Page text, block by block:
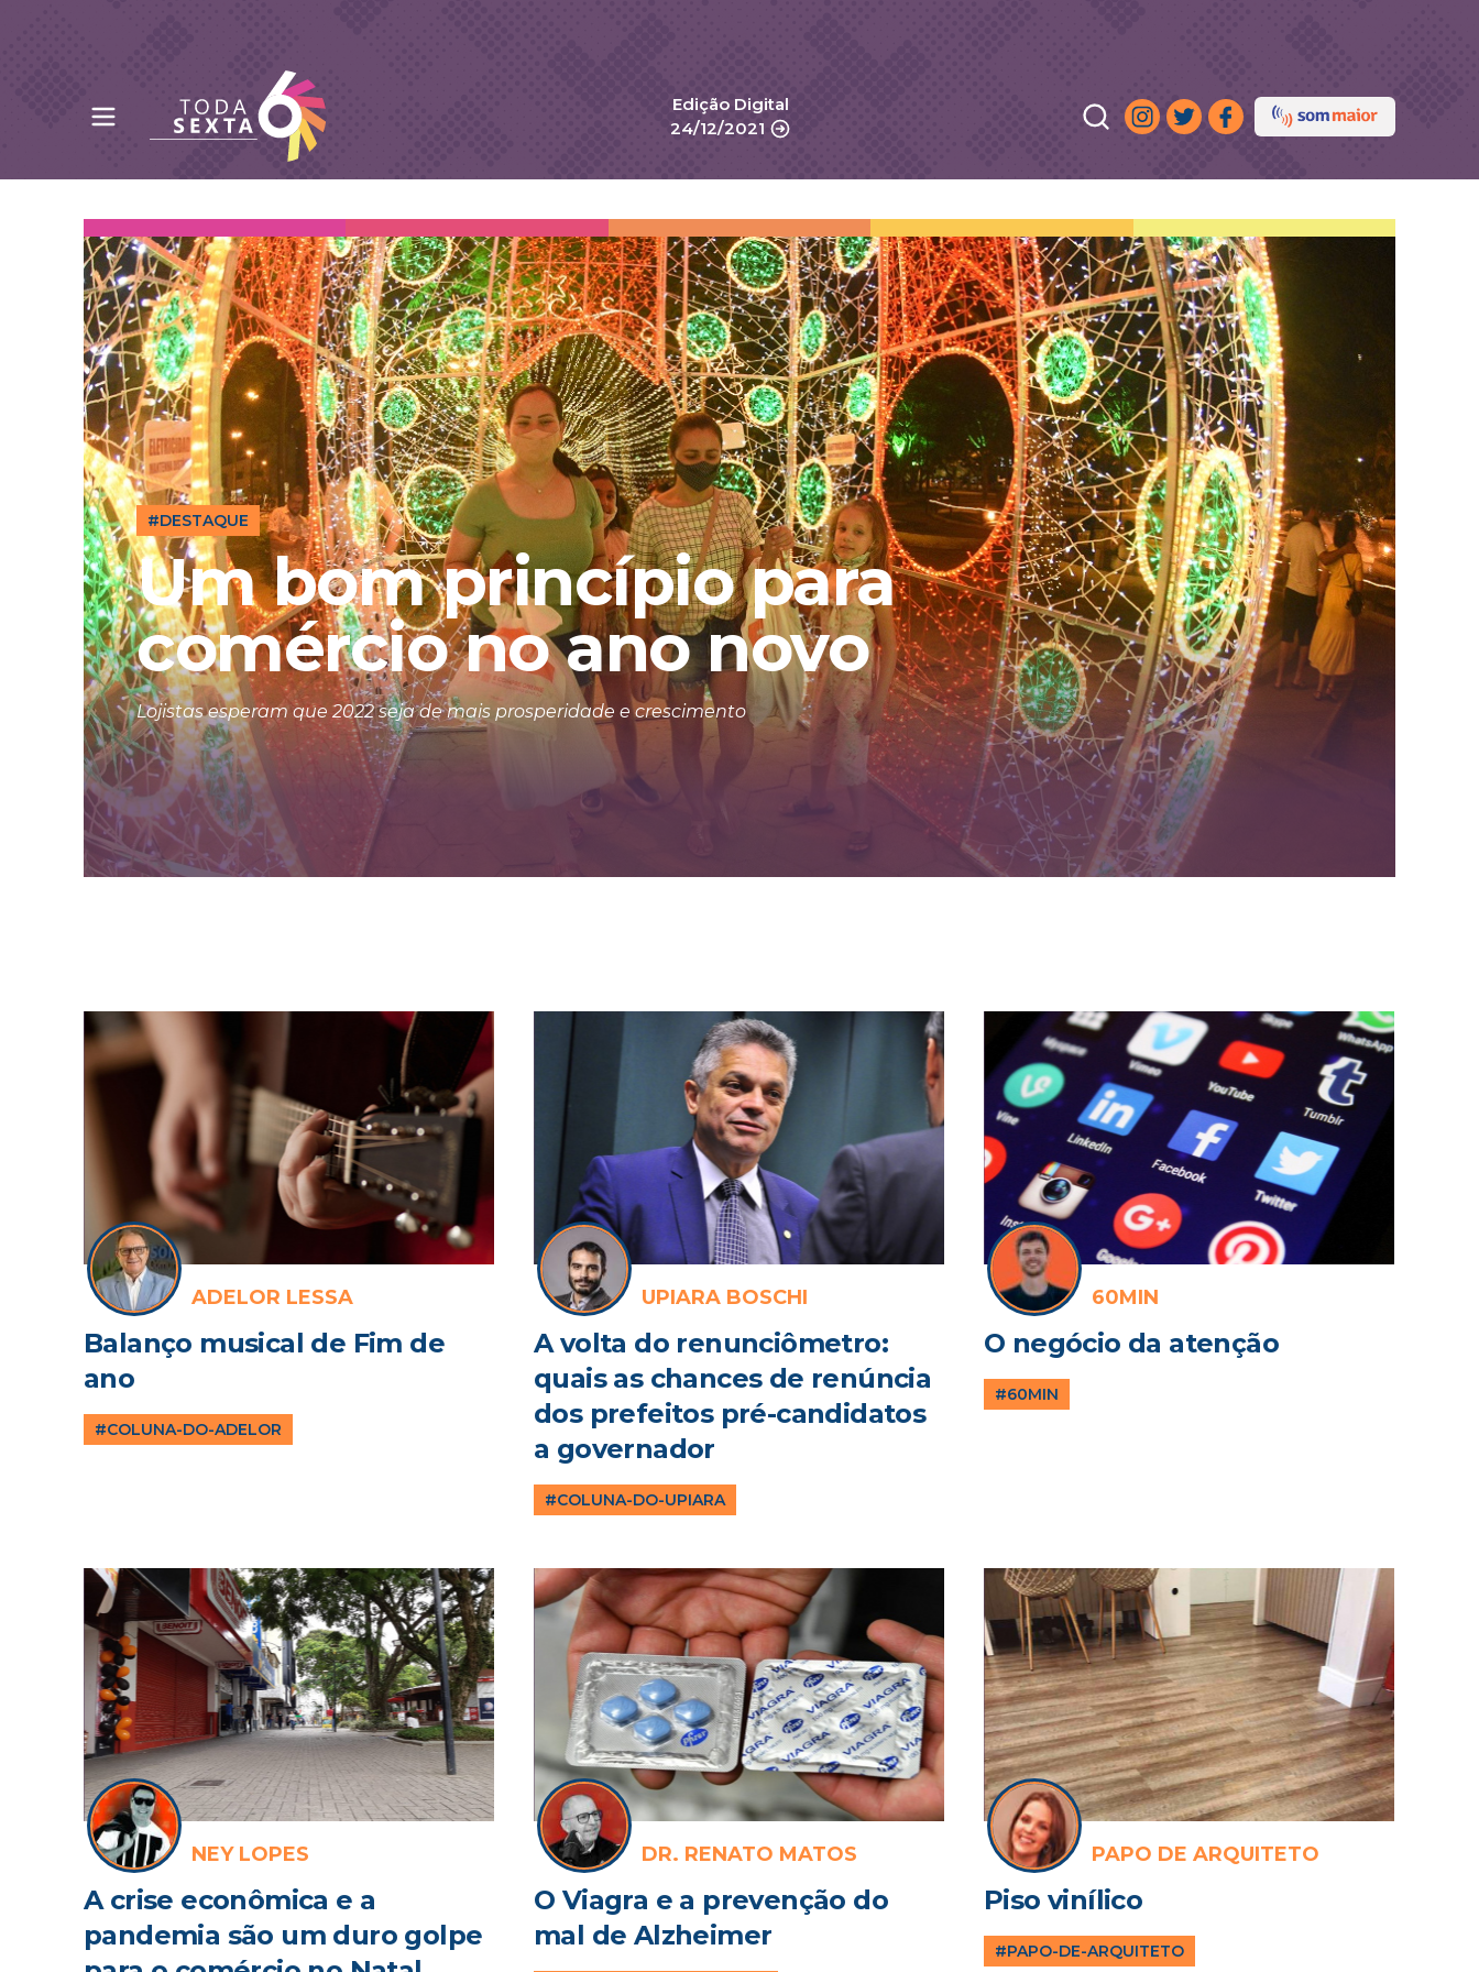
Edição Digital
24/12/2021
Abrir menu principal
#DESTAQUE
Um bom princípio para
comércio no ano novo
Lojistas esperam que 2022 seja de mais prosperidade e crescimento
ADELOR LESSA
Balanço musical de Fim de
ano
#COLUNA-DO-ADELOR
UPIARA BOSCHI
A volta do renunciômetro:
quais as chances de renúncia
dos prefeitos pré-candidatos
a governador
#COLUNA-DO-UPIARA
60MIN
O negócio da atenção
#60MIN
NEY LOPES
A crise econômica e a
pandemia são um duro golpe
DR. RENATO MATOS
O Viagra e a prevenção do
mal de Alzheimer
PAPO DE ARQUITETO
Piso vinílico
#PAPO-DE-ARQUITETO